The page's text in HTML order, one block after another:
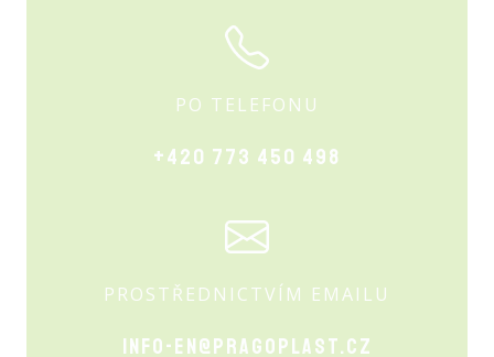
PO TELEFONU
+420 773 450 498
PROSTŘEDNICTVÍM EMAILU
info-en@pragoplast.cz